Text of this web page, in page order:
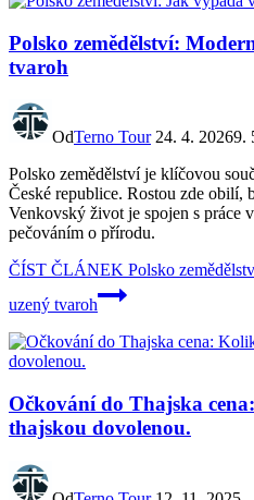
Polsko zemědělství:
tvaroh
OdTerno Tour 24. 4. 20269.
Polsko zemědělství je klíčovou
České republice. Rostou zde obilí,
Venkovský život je spojen s práce
pečováním o přírodu.
ČÍST ČLÁNEK Polsko
uzený tvaroh
Očkování do Thajska
thajskou dovolenou.